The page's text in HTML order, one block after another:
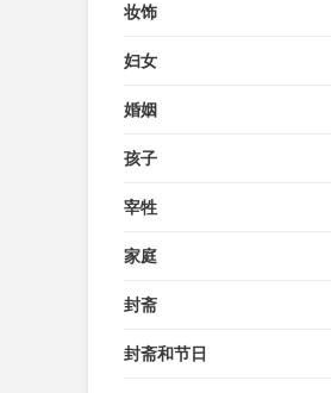
妆饰
妇女
婚姻
孩子
宰牲
家庭
封斋
封斋和节日